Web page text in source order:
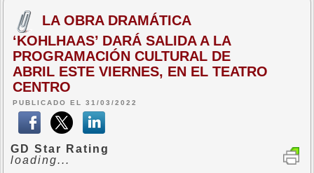
LA OBRA DRAMÁTICA
‘KOHLHAAS’ DARÁ SALIDA A LA
PROGRAMACIÓN CULTURAL DE
ABRIL ESTE VIERNES, EN EL TEATRO
CENTRO
PUBLICADO EL 31/03/2022
GD Star Rating
loading...